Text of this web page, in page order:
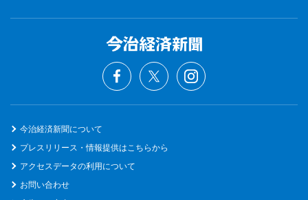
今治経済新聞について
プレスリリース・情報提供はこちらから
アクセスデータの利用について
お問い合わせ